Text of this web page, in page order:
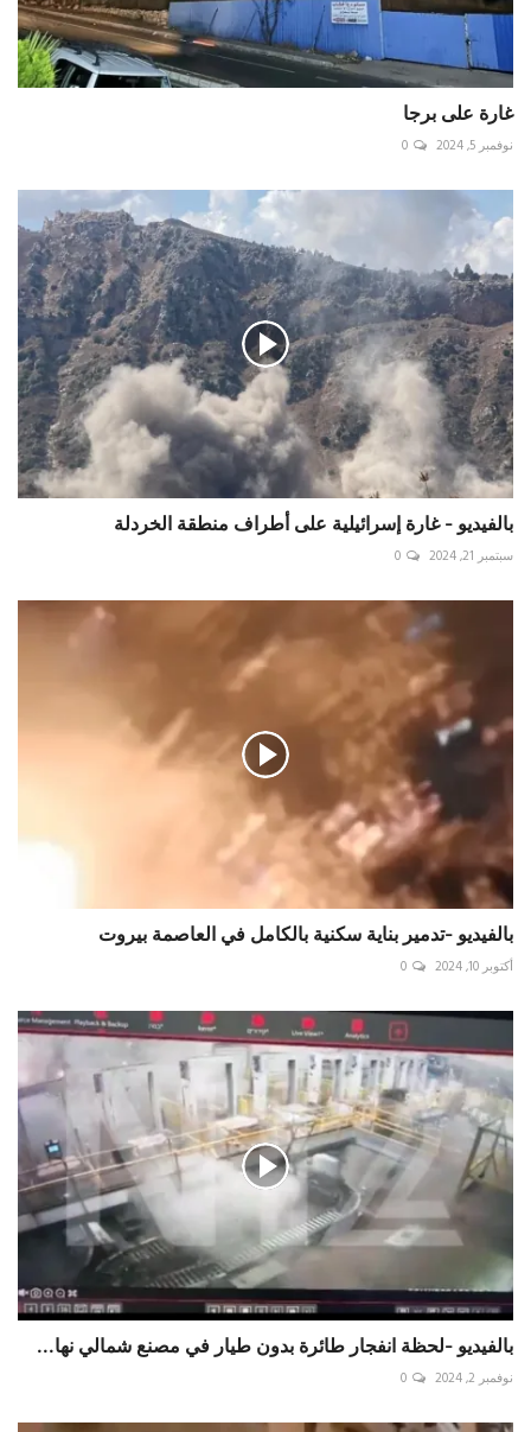
غارة على برجا
نوفمبر 5, 2024 0
بالفيديو - غارة إسرائيلية على أطراف منطقة الخردلة
سبتمبر 21, 2024 0
بالفيديو -تدمير بناية سكنية بالكامل في العاصمة بيروت
أكتوبر 10, 2024 0
بالفيديو -لحظة انفجار طائرة بدون طيار في مصنع شمالي نها...
نوفمبر 2, 2024 0